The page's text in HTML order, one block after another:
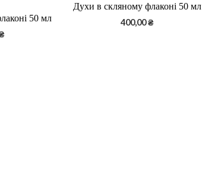
50 мл
Духи в скляному флаконі 50 мл
400,00₴